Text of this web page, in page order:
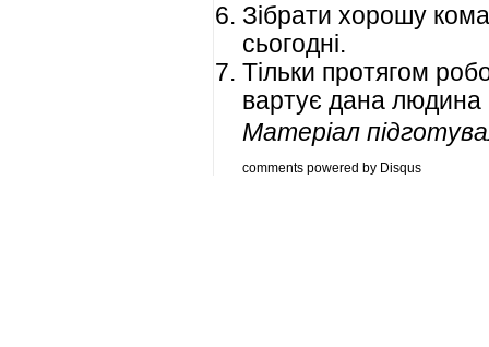
Зібрати хорошу
сьогодні.
Тільки протягом
вартує дана людина
Матеріал
comments powered by Disqus